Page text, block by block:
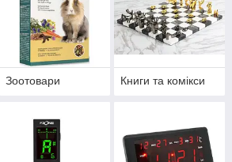
Зоотовари Книги та комікси